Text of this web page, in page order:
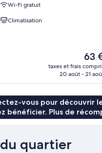
Wi-Fi gratuit
Climatisation
Le
prix
63 €
63
taxes et frais
20 août - 21
vous pour découvrir
bénéficier. Plus de
quartier